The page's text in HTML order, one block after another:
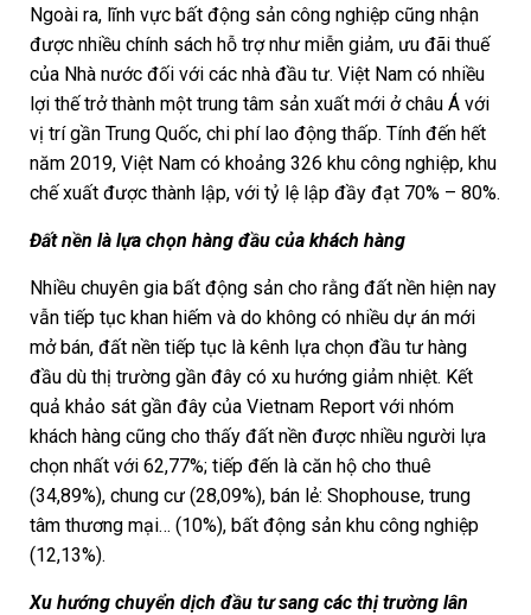
Ngoài ra, lĩnh vực bất động sản công nghiệp cũng nhận
được nhiều chính sách hỗ trợ như miễn giảm, ưu đãi thuế
của Nhà nước đối với các nhà đầu tư. Việt Nam có nhiều
lợi thế trở thành một trung tâm sản xuất mới ở châu Á với
vị trí gần Trung Quốc, chi phí lao động thấp. Tính đến hết
năm 2019, Việt Nam có khoảng 326 khu công nghiệp, khu
chế xuất được thành lập, với tỷ lệ lập đầy đạt 70% – 80%.
Đất nền là lựa chọn hàng đầu của khách hàng
Nhiều chuyên gia bất động sản cho rằng đất nền hiện nay
vẫn tiếp tục khan hiếm và do không có nhiều dự án mới
mở bán, đất nền tiếp tục là kênh lựa chọn đầu tư hàng
đầu dù thị trường gần đây có xu hướng giảm nhiệt. Kết
quả khảo sát gần đây của Vietnam Report với nhóm
khách hàng cũng cho thấy đất nền được nhiều người lựa
chọn nhất với 62,77%; tiếp đến là căn hộ cho thuê
(34,89%), chung cư (28,09%), bán lẻ: Shophouse, trung
tâm thương mại… (10%), bất động sản khu công nghiệp
(12,13%).
Xu hướng chuyển dịch đầu tư sang các thị trường lân